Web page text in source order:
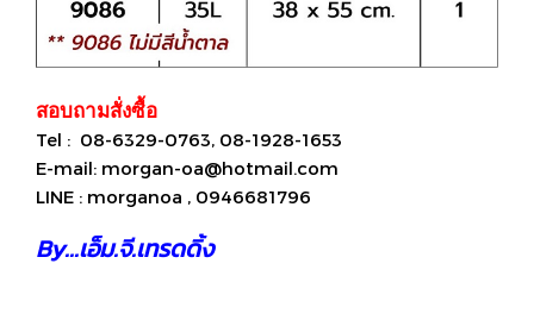
สอบถามสั่งซื้อ
Tel : 08-6329-0763, 08-1928-1653
E-mail: morgan-oa@hotmail.com
LINE : morganoa , 0946681796
By...เอ็ม.จี.เทรดดิ้ง